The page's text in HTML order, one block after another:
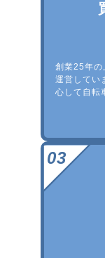
創業25年の
運営してい
心して自転